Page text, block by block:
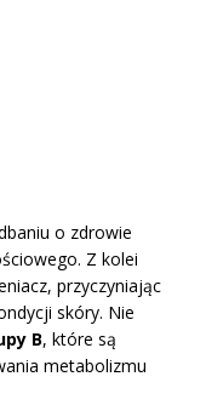
o zdrowie
Z kolei
przyczyniając
skóry. Nie
B, które są
metabolizmu